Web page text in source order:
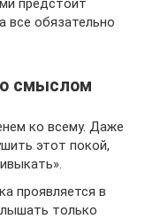
предстоит
все обязательно
смыслом
ко всему. Даже
этот покой,
проявляется в
только